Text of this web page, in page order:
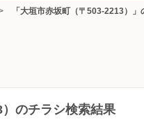
「大垣市赤坂町（〒503-2213）
のチラシ検索結果